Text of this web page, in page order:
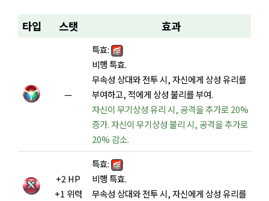
타입 스탯 효과
—
특효:
비행 특효.
무속성 상대와 전투 시, 자신에게 상성 유리를
부여하고, 적에게 상성 불리를 부여.
자신이 무기상성 유리 시, 공격을 추가로 20%
증가. 자신이 무기상성 불리 시, 공격을 추가로
20% 감소.
+2 HP
+1 위력
특효:
비행 특효.
무속성 상대와 전투 시, 자신에게 상성 유리를